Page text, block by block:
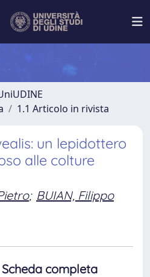
1.1 Articolo in rivista
un lepidottero
alle colture
; BUIAN, Filippo
Scheda completa